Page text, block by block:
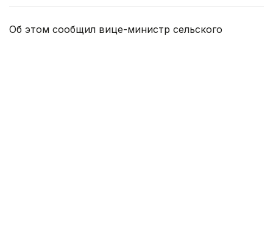
Об этом сообщил вице-министр сельского